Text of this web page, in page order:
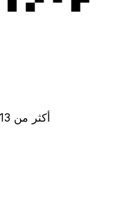
أكثر من 113 مليون عملية تنزيل من جميع أنحاء العالم